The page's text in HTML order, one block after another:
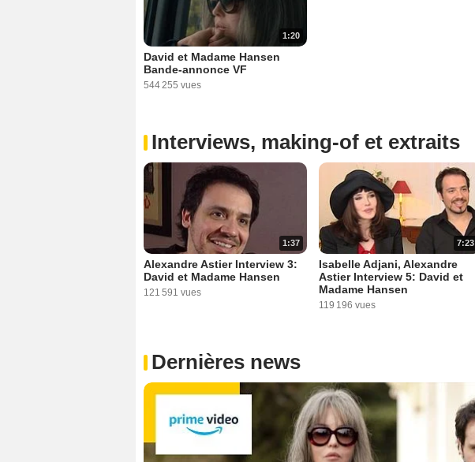
1:20
David et Madame Hansen
Bande-annonce VF
544 255 vues
Interviews, making-of et extraits
1:37
Alexandre Astier Interview 3:
David et Madame Hansen
121 591 vues
7:23
Isabelle Adjani, Alexandre
Astier Interview 5: David et
Madame Hansen
119 196 vues
Dernières news